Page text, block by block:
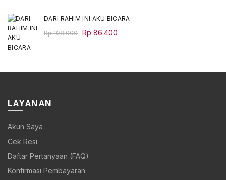
DARI RAHIM INI AKU BICARA
Rp108.000 Original
Rp 86.400
LAYANAN
Akun Saya
Cek Resi
Daftar Pertanyaan (FAQ)
Konfirmasi Pembayaran